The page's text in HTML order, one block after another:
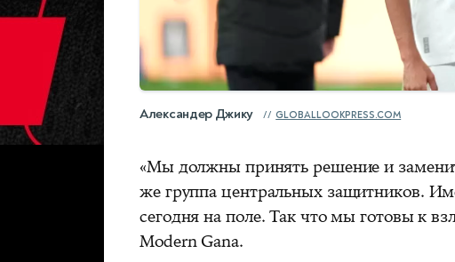
Александер Джику GLOBALLOOKPRESS.COM
«Мы должны принять решение и
же группа центральных защитников.
сегодня на поле. Так что мы готовы к
Modern Gana.